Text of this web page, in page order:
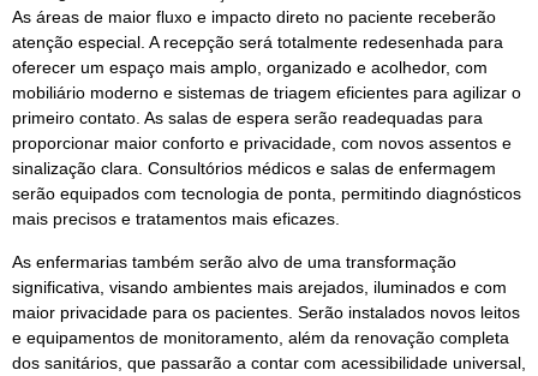
As áreas de maior fluxo e impacto direto no paciente receberão
atenção especial. A recepção será totalmente redesenhada para
oferecer um espaço mais amplo, organizado e acolhedor, com
mobiliário moderno e sistemas de triagem eficientes para agilizar o
primeiro contato. As salas de espera serão readequadas para
proporcionar maior conforto e privacidade, com novos assentos e
sinalização clara. Consultórios médicos e salas de enfermagem
serão equipados com tecnologia de ponta, permitindo diagnósticos
mais precisos e tratamentos mais eficazes.
As enfermarias também serão alvo de uma transformação
significativa, visando ambientes mais arejados, iluminados e com
maior privacidade para os pacientes. Serão instalados novos leitos
e equipamentos de monitoramento, além da renovação completa
dos sanitários, que passarão a contar com acessibilidade universal,